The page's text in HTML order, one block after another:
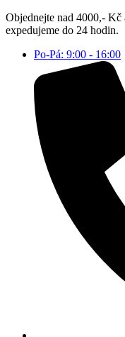
Přejít
k
Objednejte nad 4000,- Kč
expedujeme do 24 hodin.
Po-Pá: 9:00 - 16:00